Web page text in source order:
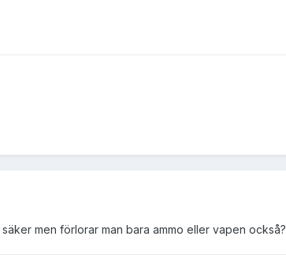
men förlorar man bara ammo eller vapen också?